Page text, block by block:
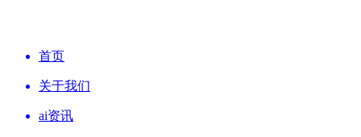
首页
关于我们
ai资讯